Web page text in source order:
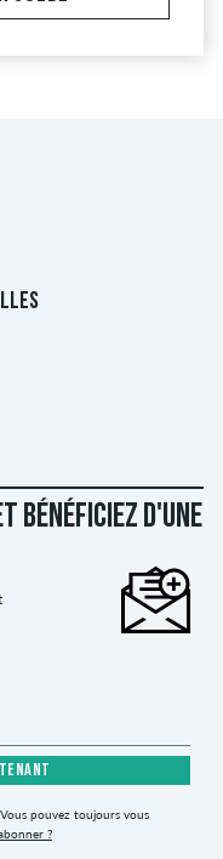
bénéficiez d'une
pouvez toujours vous
?